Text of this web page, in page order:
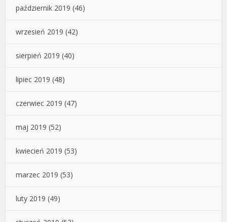
październik 2019 (46)
wrzesień 2019 (42)
sierpień 2019 (40)
lipiec 2019 (48)
czerwiec 2019 (47)
maj 2019 (52)
kwiecień 2019 (53)
marzec 2019 (53)
luty 2019 (49)